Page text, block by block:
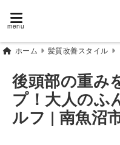
menu
ホーム 髪質改善スタイル
後頭部の重み
プ！大人のふ
ルフ | 南魚沼